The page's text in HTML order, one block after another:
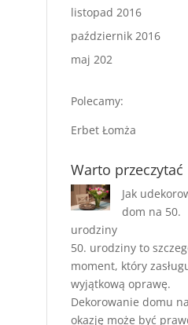
listopad 2016
październik 2016
maj 202
Polecamy:
Erbet Łomża
Warto przeczytać
Jak
dom na 50.
urodziny
50. urodziny to
moment, który
wyjątkową oprawę.
Dekorowanie domu
okazję może być